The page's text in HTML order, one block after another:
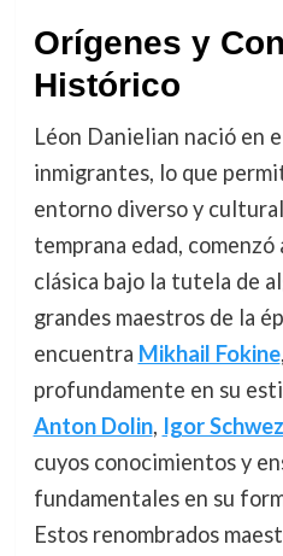
Orígenes y
Histórico
Léon Danielian nació en
inmigrantes, lo que
entorno diverso y
temprana edad, comenzó
clásica bajo la tutela de
grandes maestros de la
encuentra Mikhail Fokine
profundamente en su
Anton Dolin, Igor
cuyos conocimientos y
fundamentales en su
Estos renombrados